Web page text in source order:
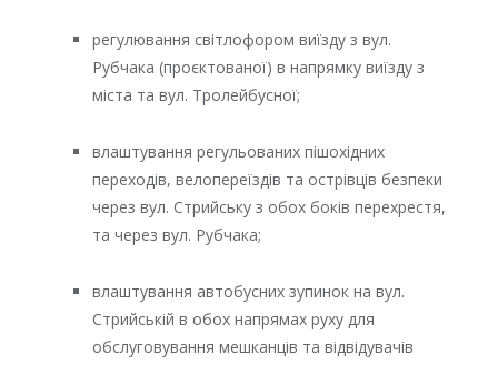
регулювання світлофором виїзду з вул.
Рубчака (проєктованої) в напрямку виїзду з
міста та вул. Тролейбусної;
влаштування регульованих пішохідних
переходів, велопереїздів та острівців безпеки
через вул. Стрийську з обох боків перехрестя,
та через вул. Рубчака;
влаштування автобусних зупинок на вул.
Стрийській в обох напрямах руху для
обслуговування мешканців та відвідувачів